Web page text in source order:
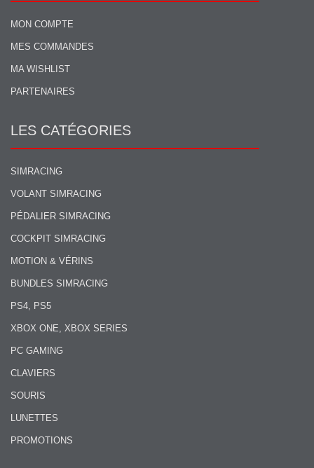
MON COMPTE
MES COMMANDES
MA WISHLIST
PARTENAIRES
LES CATÉGORIES
SIMRACING
VOLANT SIMRACING
PÉDALIER SIMRACING
COCKPIT SIMRACING
MOTION & VÉRINS
BUNDLES SIMRACING
PS4, PS5
XBOX ONE, XBOX SERIES
PC GAMING
CLAVIERS
SOURIS
LUNETTES
PROMOTIONS